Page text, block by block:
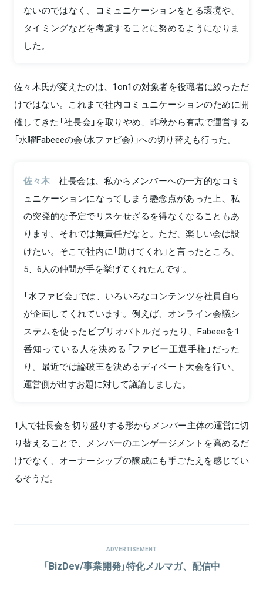
ないのではなく、コミュニケーションをとる環境や、
タイミングなどを考慮することに努めるようになりま
した。
佐々木氏が変えたのは、1on1の対象者を役職者に絞っただ
けではない。これまで社内コミュニケーションのために開
催してきた「社長会」を取りやめ、昨秋から有志で運営する
「水曜Fabeeeの会（水ファビ会）」への切り替えも行った。
佐々木
社長会は、私からメンバーへの一方的なコミ
ュニケーションになってしまう懸念点があった上、私
の突発的な予定でリスケせざるを得なくなることもあ
ります。それでは無責任だなと。ただ、楽しい会は設
けたい。そこで社内に「助けてくれ」と言ったところ、
5、6人の仲間が手を挙げてくれたんです。
「水ファビ会」では、いろいろなコンテンツを社員自ら
が企画してくれています。例えば、オンライン会議シ
ステムを使ったビブリオバトルだったり、Fabeeeを1
番知っている人を決める「ファビー王選手権」だった
り。最近では論破王を決めるディベート大会を行い、
運営側が出すお題に対して議論しました。
1人で社長会を切り盛りする形からメンバー主体の運営に切
り替えることで、メンバーのエンゲージメントを高めるだ
けでなく、オーナーシップの醸成にも手ごたえを感じてい
るそうだ。
ADVERTISEMENT
「BizDev/事業開発」特化メルマガ、配信中